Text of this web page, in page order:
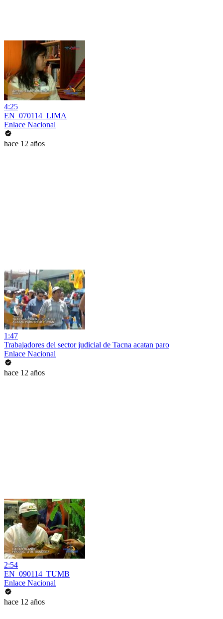
4:25
EN_070114_LIMA
Enlace Nacional
hace 12 años
1:47
Trabajadores del sector judicial de Tacna acatan paro
Enlace Nacional
hace 12 años
2:54
EN_090114_TUMB
Enlace Nacional
hace 12 años